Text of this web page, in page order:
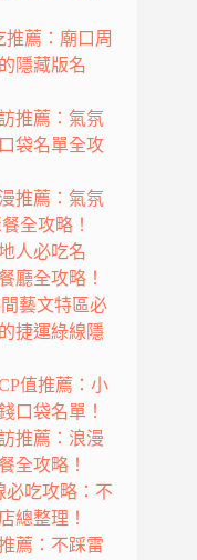
推薦：廟口周
隱藏版名
推薦：氣氛
袋名單全攻
推薦：氣氛
全攻略！
人必吃名
廳全攻略！
間藝文特區必
捷運綠線隱
值推薦：小
口袋名單！
推薦：浪漫
全攻略！
必吃攻略：不
總整理！
薦：不踩雷